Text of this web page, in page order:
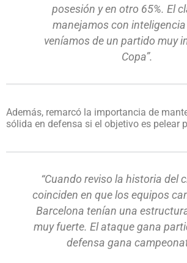
posesión y en otro 65%. El
manejamos con
veníamos de un partido muy
Copa”.
Además, remarcó la importancia de
sólida en defensa si el objetivo es pelear
“Cuando reviso la historia del
coinciden en que los equipos
Barcelona tenían una
muy fuerte. El ataque gana
defensa gana